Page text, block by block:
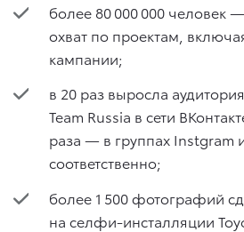
более 80 000 000 человек
охват по проектам,
кампании;
в 20 раз выросла
Team Russia в сети
раза — в группах Instgram
соответственно;
более 1 500 фотографий
на селфи-инсталляции